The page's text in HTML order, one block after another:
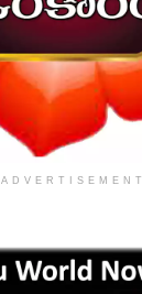
ADVERTISEMENT